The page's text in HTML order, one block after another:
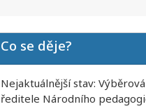
Co se děje?
Nejaktuálnější stav:
ředitele Národního